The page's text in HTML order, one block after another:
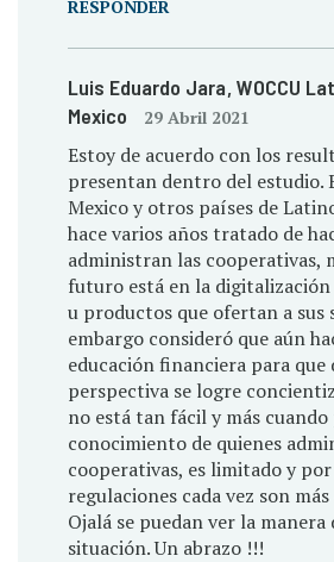
RESPONDER
Luis Eduardo Jara, WOCCU
Mexico
29 Abril 2021
Estoy de acuerdo con los
presentan dentro del estudio.
Mexico y otros países de
hace varios años tratado de
administran las cooperativas,
futuro está en la digitalización
u productos que ofertan a sus
embargo consideró que aún
educación financiera para que
perspectiva se logre
no está tan fácil y más
conocimiento de quienes
cooperativas, es limitado y
regulaciones cada vez son
Ojalá se puedan ver la
situación. Un abrazo !!!